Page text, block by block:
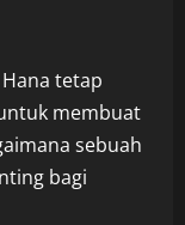
tetap
membuat
sebuah
bagi